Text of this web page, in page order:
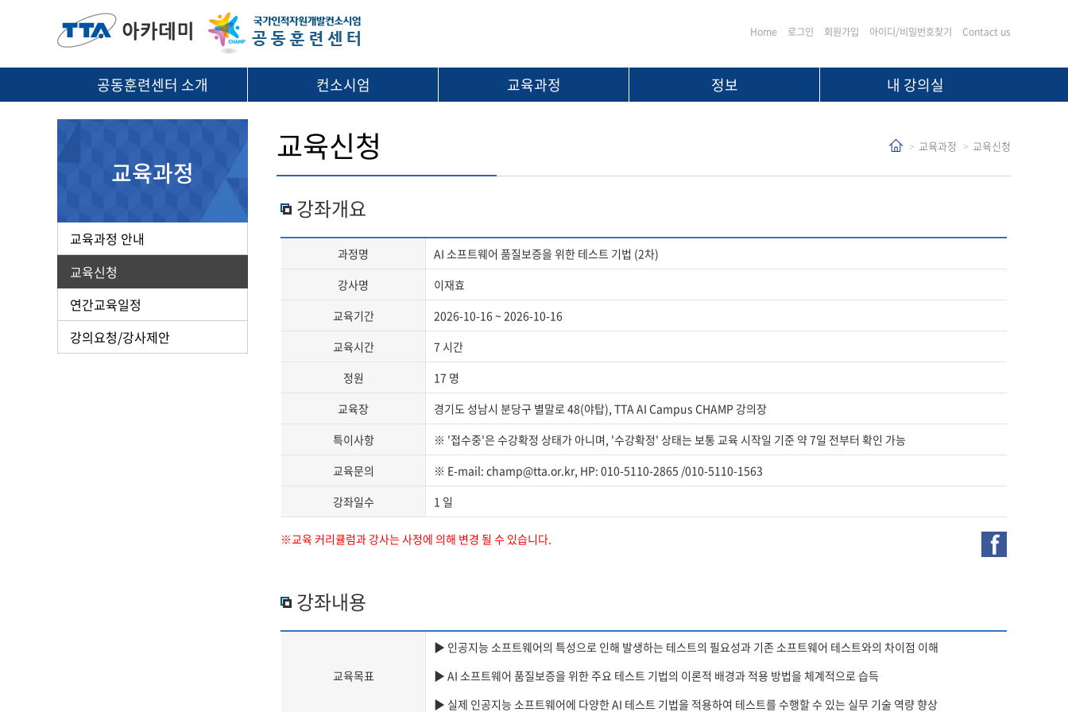
Home 로그인 회원가입 아이디/비밀번호찾기 Contact us
공동훈련센터 소개 컨소시엄 교육과정 정보 내 강의실
교육과정
교육과정 안내
교육신청
연간교육일정
강의요청/강사제안
교육과정 교육신청
교육신청
강좌개요
과정명
AI 소프트웨어 품질보증을 위한 테스트 기법 (2차)
강사명
이재효
교육기간
2026-10-16 ~ 2026-10-16
교육시간
7 시간
정원
17 명
교육장
경기도 성남시 분당구 별말로 48(야탑), TTA AI Campus CHAMP 강의장
특이사항
※ '접수중'은 수강확정 상태가 아니며, '수강확정' 상태는 보통 교육 시작일 기준 약 7일 전부터 확인 가능
교육문의
※ E-mail: champ@tta.or.kr, HP: 010-5110-2865 /010-5110-1563
강좌일수
1 일
※교육 커리큘럼과 강사는 사정에 의해 변경 될 수 있습니다. f
강좌내용
교육목표
▶ 인공지능 소프트웨어의 특성으로 인해 발생하는 테스트의 필요성과 기존 소프트웨어 테스트와의 차이점 이해
▶ AI 소프트웨어 품질보증을 위한 주요 테스트 기법의 이론적 배경과 적용 방법을 체계적으로 습득
▶ 실제 인공지능 소프트웨어에 다양한 AI 테스트 기법을 적용하여 테스트를 수행할 수 있는 실무 기술 역량 향상